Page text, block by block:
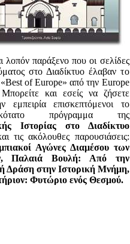
λοπόν παράξενο που οι σελίδες
στο Διαδίκτυο έλαβαν το
«Best of Europe» από την Europe
και εσείς να ζήσετε
εμπειρία επισκεπτόμενοι το
πρόγραμμα της
Ιστορίας στο Διαδίκτυο
τις ακόλουθες παρουσιάσεις:
Αγώνες Διαμέσου των
Παλαιά Βουλή: Από την
Δράση στην Ιστορική Μνήμη,
Φυτώριο ενός Θεσμού.